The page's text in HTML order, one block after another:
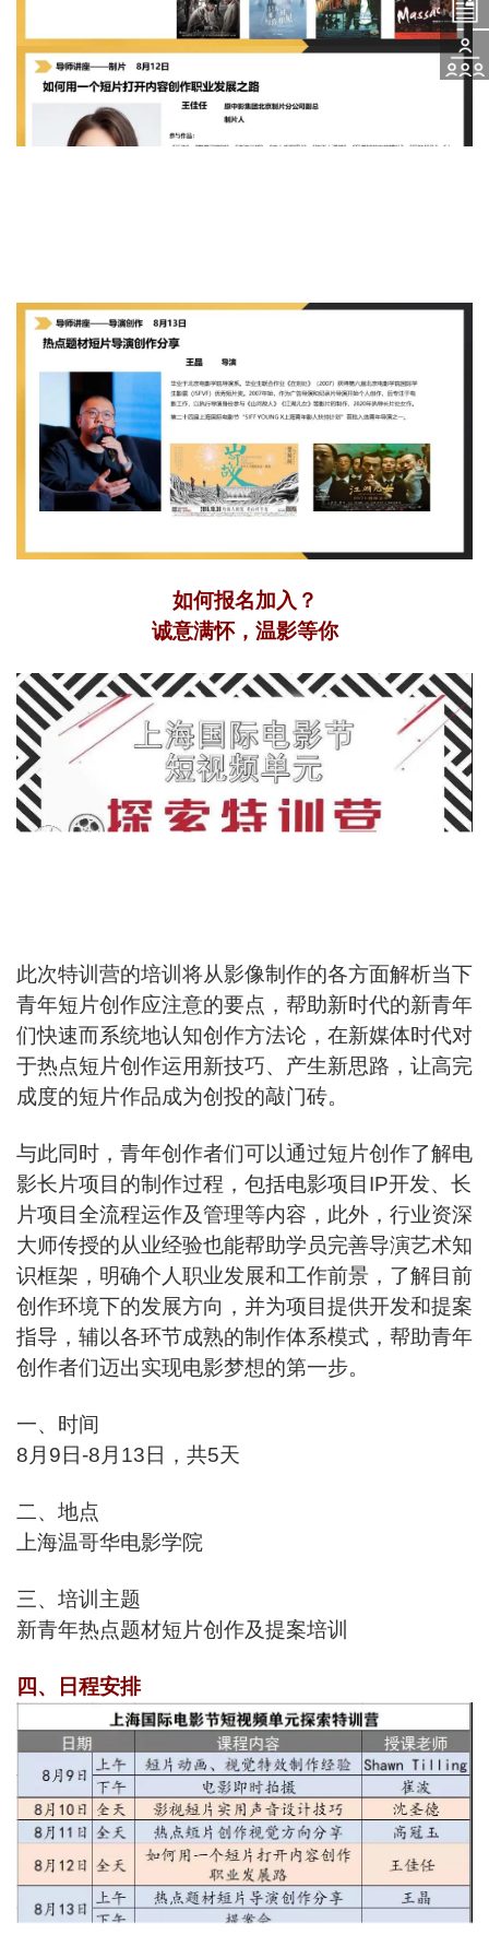
题
入
动
名
如何报名加入？
诚意满怀，温影等你
此次特训营的培训将从影像制作的各方面解析当下
青年短片创作应注意的要点，帮助新时代的新青年
们快速而系统地认知创作方法论，在新媒体时代对
于热点短片创作运用新技巧、产生新思路，让高完
成度的短片作品成为创投的敲门砖。
与此同时，青年创作者们可以通过短片创作了解电
影长片项目的制作过程，包括电影项目IP开发、长
片项目全流程运作及管理等内容，此外，行业资深
大师传授的从业经验也能帮助学员完善导演艺术知
识框架，明确个人职业发展和工作前景，了解目前
创作环境下的发展方向，并为项目提供开发和提案
指导，辅以各环节成熟的制作体系模式，帮助青年
创作者们迈出实现电影梦想的第一步。
一、时间
8月9日-8月13日，共5天
二、地点
上海温哥华电影学院
三、培训主题
新青年热点题材短片创作及提案培训
四、日程安排